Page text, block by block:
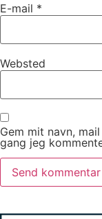
E-mail *
Websted
Gem mit navn,
gang jeg